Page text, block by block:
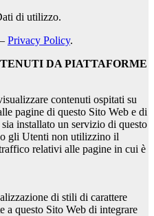
di utilizzo.
Privacy Policy.
DA PIATTAFORME
contenuti ospitati su
pagine di questo Sito Web e di
installato un servizio di questo
gli Utenti non utilizzino il
relativi alle pagine in cui è
di stili di carattere
a questo Sito Web di integrare